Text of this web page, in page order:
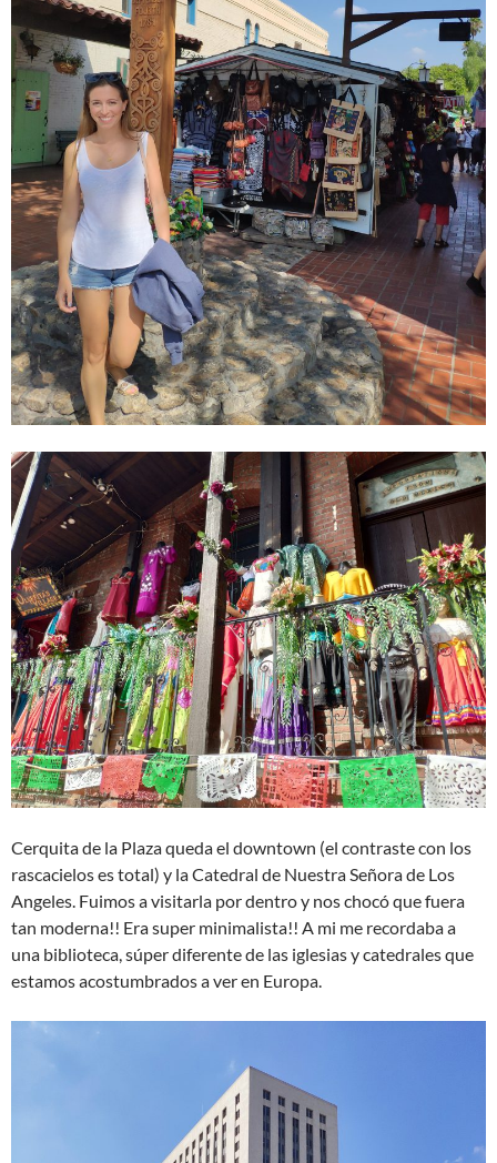
Cerquita de la Plaza queda el downtown (el contraste con los
rascacielos es total) y la Catedral de Nuestra Señora de Los
Angeles. Fuimos a visitarla por dentro y nos chocó que fuera
tan moderna!! Era super minimalista!! A mi me recordaba a
una biblioteca, súper diferente de las iglesias y catedrales que
estamos acostumbrados a ver en Europa.